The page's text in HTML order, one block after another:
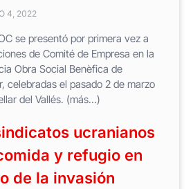
4, 2022
se presentó por primera vez a
de Comité de Empresa en la
Obra Social Benèfica de
celebradas el pasado 2 de marzo
del Vallés. (más…)
ucranianos
y refugio en
de la invasión